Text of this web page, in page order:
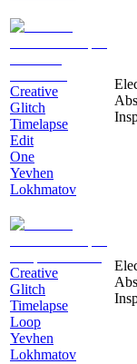
Creative
Glitch
Timelapse
Edit
One
Yevhen
Lokhmatov
Creative
Glitch
Timelapse
Loop
Yevhen
Lokhmatov